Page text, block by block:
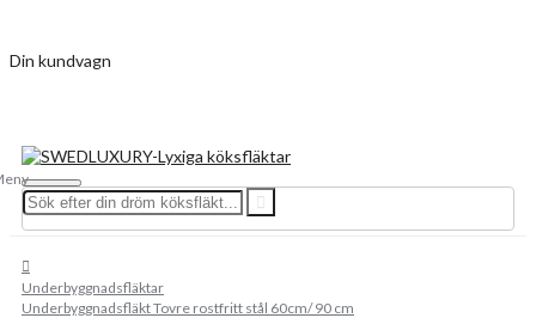
Din kundvagn
Underbyggnadsfläktar
Underbyggnadsfläkt Tovre rostfritt stål 60cm/ 90 cm